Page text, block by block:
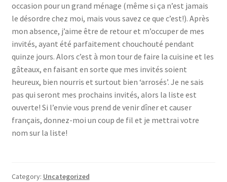
occasion pour un grand ménage (même si ça n’est jamais
le désordre chez moi, mais vous savez ce que c’est!). Après
mon absence, j’aime être de retour et m’occuper de mes
invités, ayant été parfaitement chouchouté pendant
quinze jours. Alors c’est à mon tour de faire la cuisine et les
gâteaux, en faisant en sorte que mes invités soient
heureux, bien nourris et surtout bien ‘arrosés’. Je ne sais
pas qui seront mes prochains invités, alors la liste est
ouverte! Si l’envie vous prend de venir dîner et causer
français, donnez-moi un coup de fil et je mettrai votre
nom sur la liste!
Category: Uncategorized